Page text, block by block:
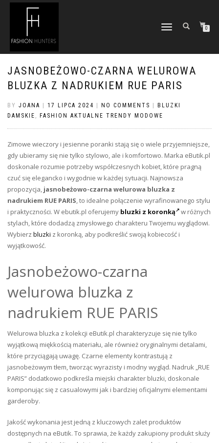
TOGGLE
0
JASNOBEŻOWO-CZARNA WELUROWA
BLUZKA Z NADRUKIEM RUE PARIS
BY JOANA 17 LIPCA 2024 NO COMMENTS
BLUZKI
DAMSKIE , FASHION AKTUALNE TRENDY MODOWE
Zimowe wieczory i jesienne poranki stają się o wiele przyjemniejsze,
gdy ubieramy się nie tylko stylowo, ale i komfortowo. Marka eButik.pl
doskonale rozumie potrzeby współczesnych kobiet, które pragną
czuć się elegancko i wygodnie w każdej sytuacji. Najnowsza
propozycja, jasnobeżowo-czarna welurowa bluzka z
nadrukiem RUE PARIS, to idealne połączenie wyrafinowanego stylu
i praktyczności. W ebutik.pl oferujemy bluzki z koronką
w różnych
stylach, które dodadzą zmysłowego charakteru Twojemu wyglądowi.
Wybierz bluzki z koronką, aby podkreślić swoją kobiecość i
wyjątkowość.
Jasnobeżowo-czarna
welurowa bluzka z
nadrukiem RUE PARIS
Welurowa bluzka z kolekcji eButik.pl charakteryzuje się nie tylko
wyjątkową miękkością materiału, ale również oryginalnymi detalami,
które przyciągają uwagę. Czarne elementy kontrastują z
jasnobeżowym tłem, tworząc wyrazisty i modny wygląd. Nadruk „RUE
PARIS” dodatkowo podkreśla miejski charakter bluzki, doskonale
komponując się z casualowymi jak i bardziej oficjalnymi elementami
garderoby.
Jakość wykonania jest jedną z kluczowych zalet produktów
dostępnych na eButik. To sprawia, że każdy zakupiony produkt służy